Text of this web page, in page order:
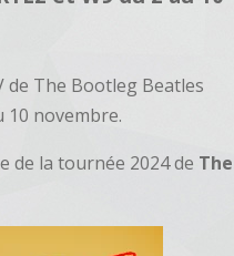
de The Bootleg Beatles
10 novembre.
de la tournée 2024 de The